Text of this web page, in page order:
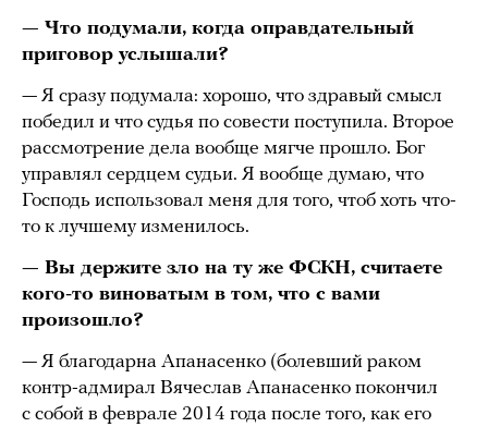
— Что подумали, когда оправдательный
приговор услышали?
— Я сразу подумала: хорошо, что здравый смысл
победил и что судья по совести поступила. Второе
рассмотрение дела вообще мягче прошло. Бог
управлял сердцем судьи. Я вообще думаю, что
Господь использовал меня для того, чтоб хоть что-
то к лучшему изменилось.
— Вы держите зло на ту же ФСКН, считаете
кого-то виноватым в том, что с вами
произошло?
— Я благодарна Апанасенко (болевший раком
контр-адмирал Вячеслав Апанасенко покончил
с собой в феврале 2014 года после того, как его